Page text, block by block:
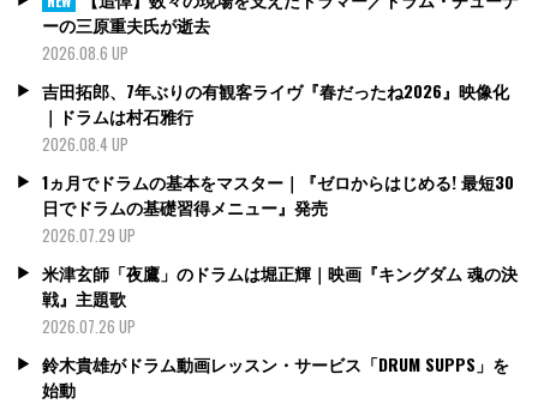
ーの三原重夫氏が逝去
2026.08.6 UP
吉田拓郎、7年ぶりの有観客ライヴ『春だったね2026』映像化
｜ドラムは村石雅行
2026.08.4 UP
1ヵ月でドラムの基本をマスター｜『ゼロからはじめる! 最短30
日でドラムの基礎習得メニュー』発売
2026.07.29 UP
米津玄師「夜鷹」のドラムは堀正輝｜映画『キングダム 魂の決
戦』主題歌
2026.07.26 UP
鈴木貴雄がドラム動画レッスン・サービス「DRUM SUPPS」を
始動